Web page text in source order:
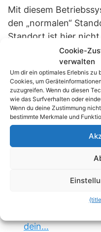
Mit diesem
den „normalen“
Standort ist hier nicht
Hinweis:
Damit das Teilen
muss natürlich der
Smartphones
Passend zum
Schluss mit
dein…
Cookie-
verwalten
Um dir ein optimales Erlebnis
Cookies, um
zuzugreifen. Wenn du diesen
wie das Surfverhalten oder
Wenn du deine Zustimmung
bestimmte Merkmale und